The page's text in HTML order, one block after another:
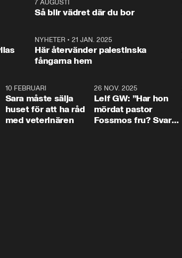
– Vi ställer upp i val. Ska vi
vara med så sitter vi förstås
1:067 AUGUSTI
Så blir vädret där du bor
NYHETER •21 JAN. 2025
Här återvänder palestinska
fångarna hem
10 FEBRUARI
Sara måste sälja
huset för att ha råd
med veterinären
26 NOV. 2025
Leif GW: ”Har hon
mördat pastor
Fossmos fru? Svar